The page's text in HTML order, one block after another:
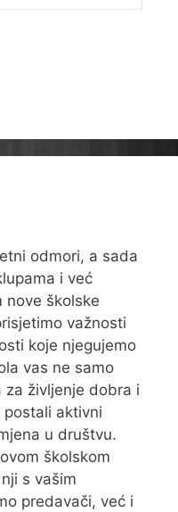
odmori, a sada
i već
nove školske
važnosti
koje njegujemo
vas ne samo
za življenje dobra i
aktivni
u društvu.
školskom
s vašim
predavači, već i